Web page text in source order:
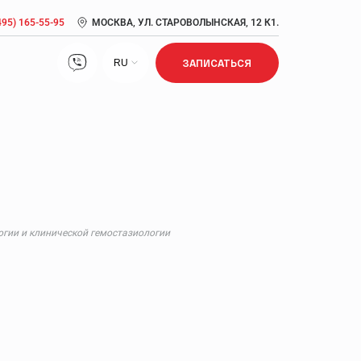
165-55-95 МОСКВА, УЛ. СТАРОВОЛЫНСКАЯ, 12 К1.
RU ЗАПИСАТЬСЯ
и клинической гемостазиологии